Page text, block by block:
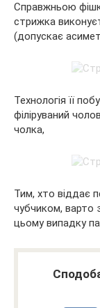
Справжньою
стрижка
(допускає
Технологія її
філіруваний
чолка,
Тим, хто віддає
чубчиком, варто
цьому випадку